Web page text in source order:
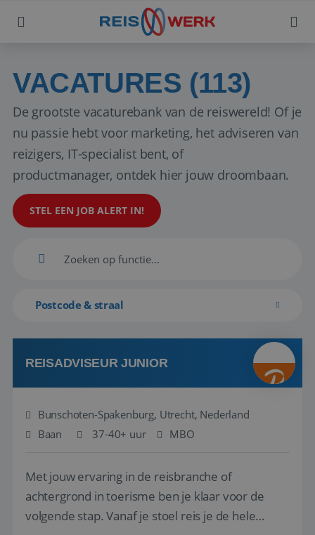
VACATURES (113)
De grootste vacaturebank van de reiswereld! Of je
nu passie hebt voor marketing, het adviseren van
reizigers, IT-specialist bent, of
productmanager, ontdek hier jouw droombaan.
STEL EEN JOB ALERT IN!
Postcode & straal
REISADVISEUR JUNIOR
Bunschoten-Spakenburg, Utrecht, Nederland
Baan
37-40+ uur MBO
Met jouw ervaring in de reisbranche of
achtergrond in toerisme ben je klaar voor de
volgende stap. Vanaf je stoel reis je de hele